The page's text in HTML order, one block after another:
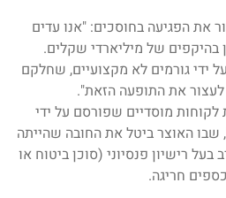
הפגיעה בחוסכים: "אנו עדים
בהיקפים של מיליארדי שקלים.
ידי גורמים לא מקצועיים, שחלקם
לעצור את התופעה הזאת".
מוסדיים שפורסם על ידי
וספציפית לסעיף 7ד', שבו האוצר ביטל את החובה שהייתה
רישיון פנסיוני (סוכן ביטוח או
חריגה.